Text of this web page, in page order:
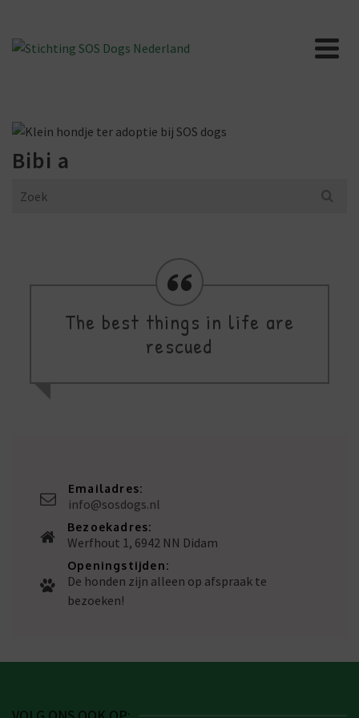
Bibi a
Search
The best things in life are
rescued
Emailadres:
info@sosdogs.nl
Bezoekadres:
Werfhout 1, 6942 NN Didam
Openingstijden:
De honden zijn alleen op afspraak te
bezoeken!